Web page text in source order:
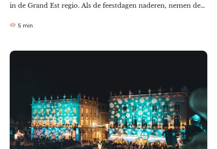
in de Grand Est regio. Als de feestdagen naderen, nemen de
in en dompelen ons onder in een magische sfeer! Op de
5 min